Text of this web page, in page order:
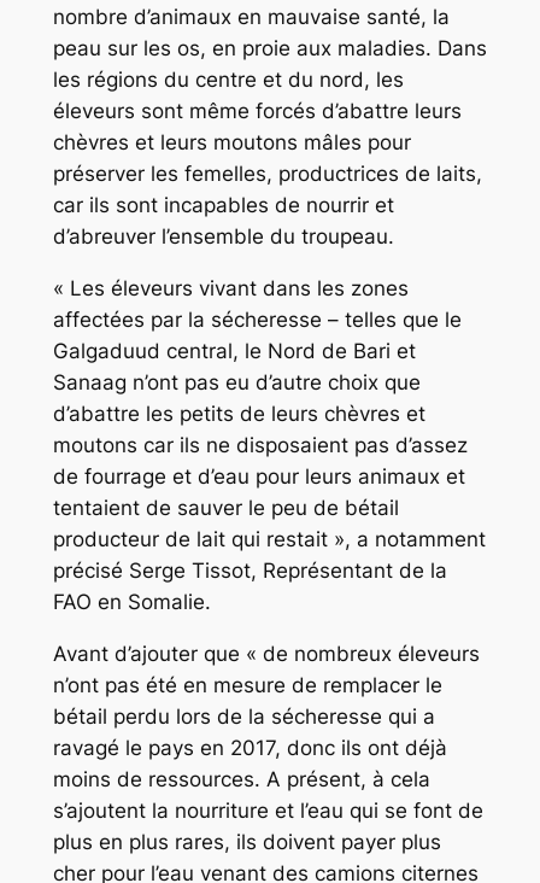
nombre d’animaux en mauvaise santé, la
peau sur les os, en proie aux maladies. Dans
les régions du centre et du nord, les
éleveurs sont même forcés d’abattre leurs
chèvres et leurs moutons mâles pour
préserver les femelles, productrices de laits,
car ils sont incapables de nourrir et
d’abreuver l’ensemble du troupeau.
« Les éleveurs vivant dans les zones
affectées par la sécheresse – telles que le
Galgaduud central, le Nord de Bari et
Sanaag n’ont pas eu d’autre choix que
d’abattre les petits de leurs chèvres et
moutons car ils ne disposaient pas d’assez
de fourrage et d’eau pour leurs animaux et
tentaient de sauver le peu de bétail
producteur de lait qui restait », a notamment
précisé Serge Tissot, Représentant de la
FAO en Somalie.
Avant d’ajouter que « de nombreux éleveurs
n’ont pas été en mesure de remplacer le
bétail perdu lors de la sécheresse qui a
ravagé le pays en 2017, donc ils ont déjà
moins de ressources. A présent, à cela
s’ajoutent la nourriture et l’eau qui se font de
plus en plus rares, ils doivent payer plus
cher pour l’eau venant des camions citernes